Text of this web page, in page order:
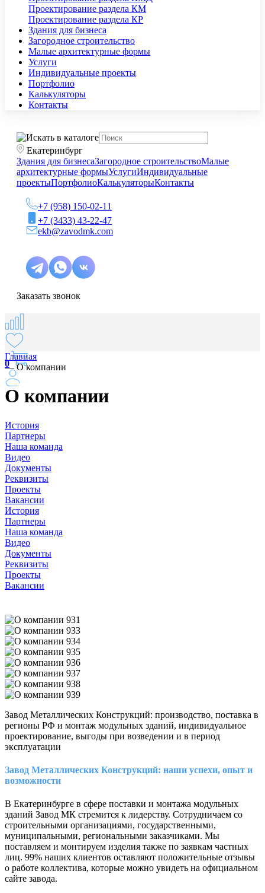
Проектирование раздела КМ
Проектирование раздела КР
Здания для бизнеса
Загородное строительство
Малые архитектурные формы
Услуги
Индивидуальные проекты
Портфолио
Калькуляторы
Контакты
Екатеринбург
Здания для бизнесаЗагородное строительствоМалые
архитектурные формыУслугиИндивидуальные
проектыПортфолиоКалькуляторыКонтакты
+7 (958) 150-02-11
+7 (3433) 43-22-47
ekb@zavodmk.com
Заказать звонок
0
Главная
—О компании
О компании
История
Партнеры
Наша команда
Видео
Документы
Реквизиты
Проекты
Вакансии
История
Партнеры
Наша команда
Видео
Документы
Реквизиты
Проекты
Вакансии
Завод Металлических Конструкций: производство, поставка в
регионы РФ и монтаж модульных зданий, индивидуальное
проектирование, выгоды при возведении и в период
эксплуатации
Завод Металлических Конструкций: наши успехи, опыт и
возможности
В Екатеринбурге в сфере поставки и монтажа модульных
зданий Завод МК стремится к лидерству. Сотрудничаем со
строительными организациями, государственными,
муниципальными, региональными заказчиками. Мы
поставляем и монтируем изделия также по заявкам частных
лиц. 99% наших клиентов оставляют положительные отзывы
о работе коллектива, которые можно увидеть на официальном
сайте завода.